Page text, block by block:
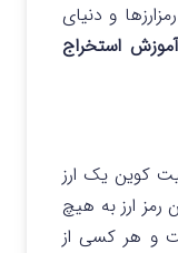
و دنیای
آموزش استخراج
کوین یک ارز
رمز ارز به هیچ
و هر کسی از